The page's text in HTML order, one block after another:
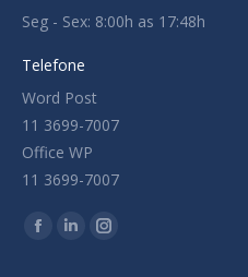
Seg - Sex: 8:00h as 17:48h
Telefone
Word Post
11 3699-7007
Office WP
11 3699-7007
Encontre-nos em:
Facebook
LinkedinInstagram